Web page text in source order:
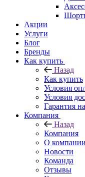
Акции
Услуги
Блог
Бренды
Как купить
Назад
Как купить
Условия
Условия
Гарантия
Компания
Назад
Компания
О компании
Новости
Команда
Отзывы